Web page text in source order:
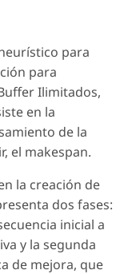
para
para
Ilimitados,
en la
de la
el makespan.
la creación de
dos fases:
inicial a
y la segunda
de mejora, que